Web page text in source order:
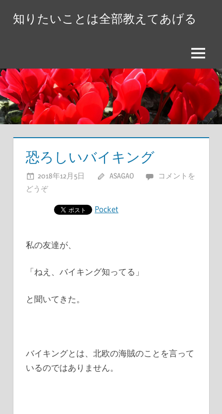
へ
ス
キ
ッ
知りたいことは全部教えてあげる
メ
ニ
ュ
ー
恐ろしいバイキング
2018年12月5日 ASAGAO
コメントを
どうぞ
Pocket
私の友達が、
「ねえ、バイキング知ってる」
と聞いてきた。
バイキングとは、北欧の海賊のことを言って
いるのではありません。